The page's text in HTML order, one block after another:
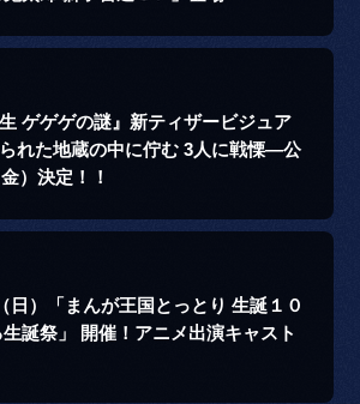
ゲゲゲの謎』新ティザービジュア
れた地蔵の中に佇む 3人に戦慄―公
）決定！！
日）「まんが王国とっとり 生誕１０
生誕祭」 開催！アニメ出演キャスト